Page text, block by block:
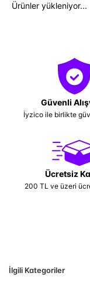
Ürünler yükleniyor...
Güvenli
İyzico ile birlikte
Ücretsiz
200 TL ve üzeri
İlgili Kategoriler